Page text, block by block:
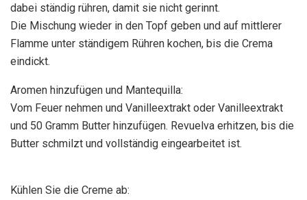
dabei ständig rühren, damit sie nicht gerinnt.
Die Mischung wieder in den Topf geben und auf mittlerer
Flamme unter ständigem Rühren kochen, bis die Crema
eindickt.
Aromen hinzufügen und Mantequilla:
Vom Feuer nehmen und Vanilleextrakt oder Vanilleextrakt
und 50 Gramm Butter hinzufügen. Revuelva erhitzen, bis die
Butter schmilzt und vollständig eingearbeitet ist.
Kühlen Sie die Creme ab: